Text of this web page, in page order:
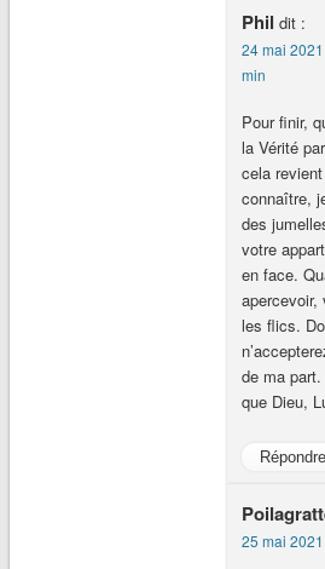
Phil dit :
24 mai
min
Pour finir,
la Vérité
cela
connaître,
des
votre
en face.
apercevoir,
les flics.
de ma
que Dieu,
Répondre
25 mai